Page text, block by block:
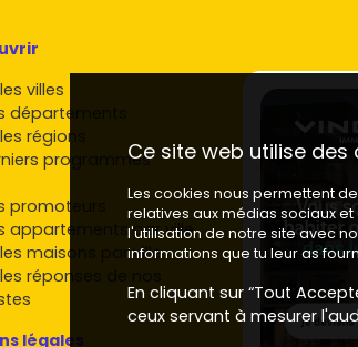
villes
départements
régions
programmes
promoteurs
appartements par ville
maisons par ville
réponses de nos
légales
Ce site web utilise des
Les cookies nous permettent
relatives aux médias sociaux
l'utilisation de notre site avec
informations que tu leur as
En cliquant sur “Tout
ceux servant à mesurer